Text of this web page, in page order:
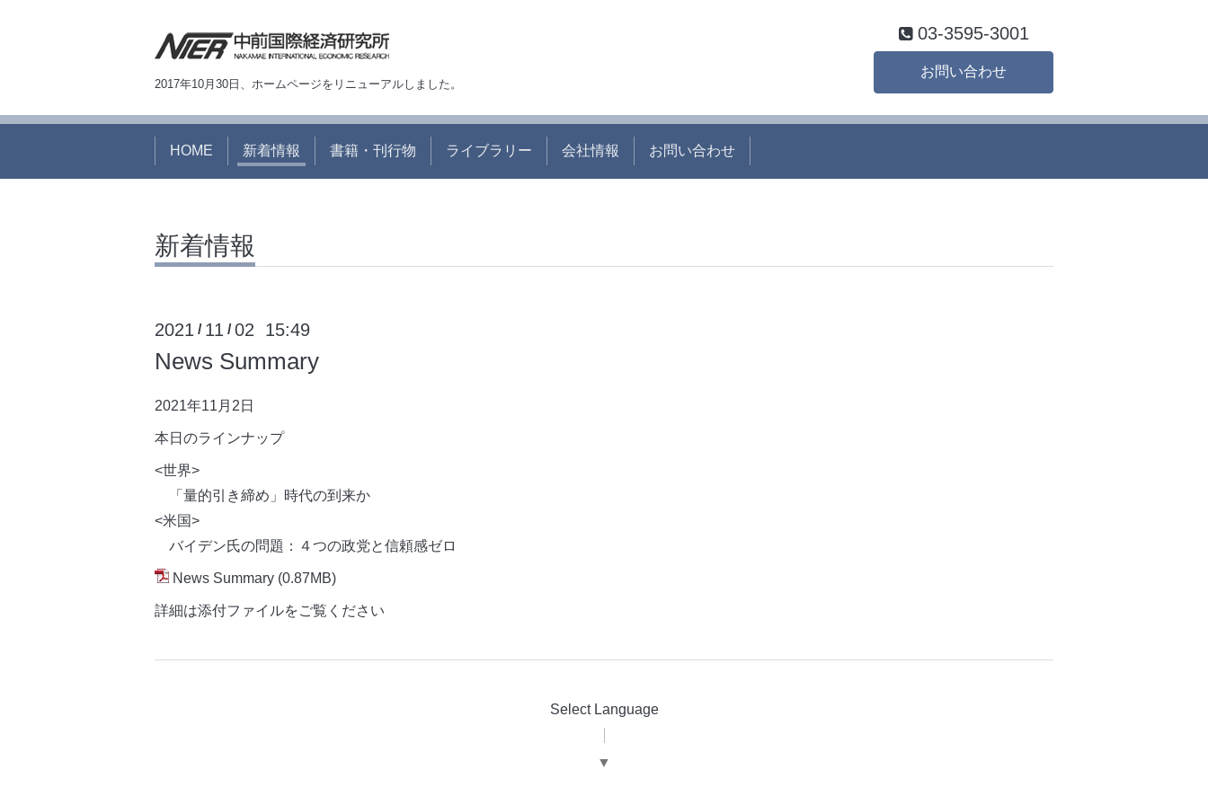
2017年10月30日、ホームページをリニューアルしました。
03-3595-3001
お問い合わせ
HOME 新着情報 書籍・刊行物 ライブラリー 会社情報 お問い合わせ
新着情報
2021 / 11 /02 15:49
News Summary
2021年11月2日
本日のラインナップ
<世界>
「量的引き締め」時代の到来か
<米国>
バイデン氏の問題：４つの政党と信頼感ゼロ
News Summary (0.87MB)
詳細は添付ファイルをご覧ください
Select Language
▼